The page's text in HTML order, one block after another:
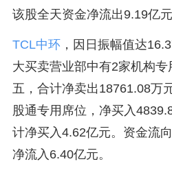
该股全天资金净流出9.19亿元
TCL中环 ，因日振幅值达
大买卖营业部中有2家机构
五，合计净卖出18761.08万
股通专用席位，净买入
计净买入4.62亿元。资金流
净流入6.40亿元。